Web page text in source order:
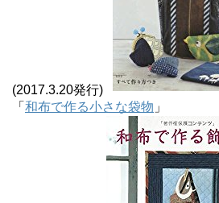
(2017.3.20発行)
「 和布で作る小さな袋物 」